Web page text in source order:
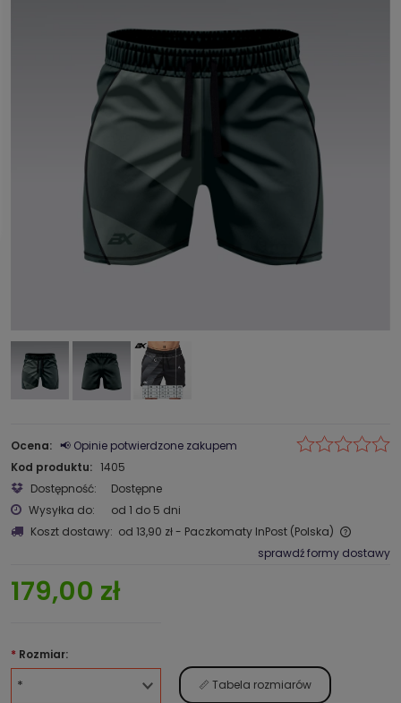
Ocena: 📢 Opinie potwierdzone zakupem
Kod produktu: 1405
Dostępność:
Dostępne
Wysyłka do:
od 1 do 5 dni
Koszt dostawy: od 13,90 zł- Paczkomaty InPost (Polska)
sprawdź formy dostawy
179,00 zł
* Rozmiar:
📏 Tabela rozmiarów